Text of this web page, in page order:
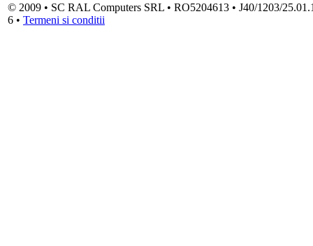
© 2009 • SC RAL Computers SRL • RO5204613 • J40/1203/
6 • Termeni si conditii